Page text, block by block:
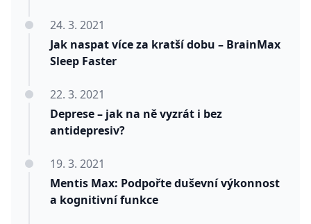
Jak naspat více za kratší dobu – BrainMax
Sleep Faster
24. 3. 2021
Deprese – jak na ně vyzrát i bez
antidepresiv?
22. 3. 2021
Mentis Max: Podpořte duševní výkonnost
a kognitivní funkce
19. 3. 2021